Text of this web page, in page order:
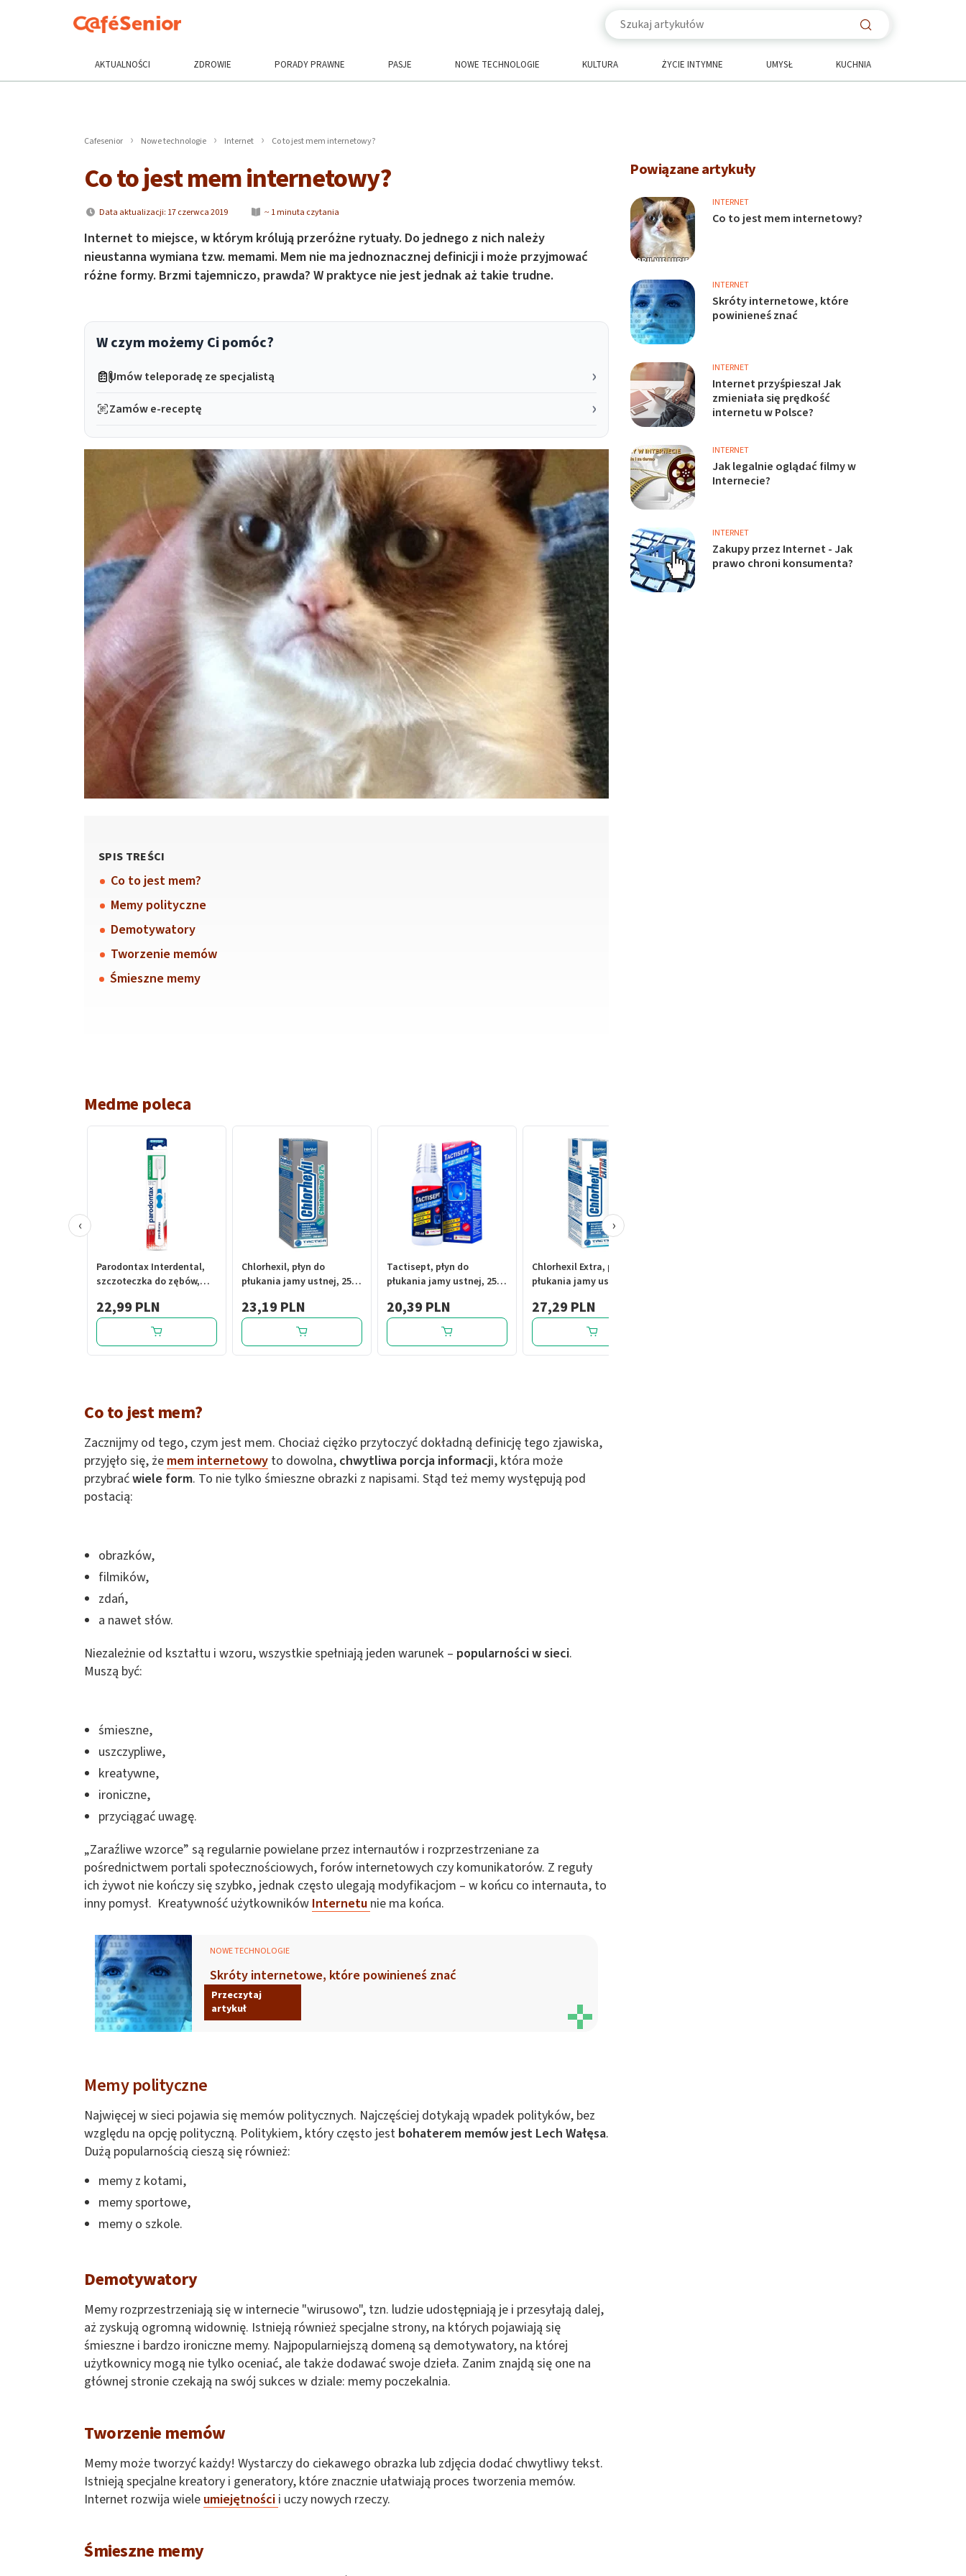
AKTUALNOŚCI ZDROWIE PORADY PRAWNE PASJE NOWE TECHNOLOGIE KULTURA ŻYCIE INTYMNE UMYSŁ KUCHNIA
Cafesenior Nowe technologie Internet Co to jest mem internetowy?
Co to jest mem internetowy?
Data aktualizacji: 17 czerwca 2019 ~ 1 minuta czytania
Internet to miejsce, w którym królują przeróżne rytuały. Do jednego z nich należy
nieustanna wymiana tzw. memami. Mem nie ma jednoznacznej definicji i może przyjmować
różne formy. Brzmi tajemniczo, prawda? W praktyce nie jest jednak aż takie trudne.
W czym możemy Ci pomóc?
Umów teleporadę ze specjalistą
Zamów e-receptę
SPIS TREŚCI
Co to jest mem?
Memy polityczne
Demotywatory
Tworzenie memów
Śmieszne memy
Medme poleca
Parodontax Interdental,
szczoteczka do zębów,
22,99 PLN
Chlorhexil, płyn do
płukania jamy ustnej, 250
23,19 PLN
Tactisept, płyn do
płukania jamy ustnej, 250
20,39 PLN
Chlorhexil Extra, płyn do
płukania jamy ustnej, 250
27,29 PLN
‹ ›
Co to jest mem?
Zacznijmy od tego, czym jest mem. Chociaż ciężko przytoczyć dokładną definicję tego zjawiska,
przyjęło się, że mem internetowy to dowolna, chwytliwa porcja informacji, która może
przybraćwiele form. To nie tylko śmieszne obrazki z napisami. Stąd też memy występują pod
postacią:
obrazków,
filmików,
zdań,
a nawet słów.
Niezależnie od kształtu i wzoru, wszystkie spełniają jeden warunek – popularności w sieci.
Muszą być:
śmieszne,
uszczypliwe,
kreatywne,
ironiczne,
przyciągać uwagę.
„Zaraźliwe wzorce” są regularnie powielane przez internautów i rozprzestrzeniane za
pośrednictwem portali społecznościowych, forów internetowych czy komunikatorów. Z reguły
ich żywot nie kończy się szybko, jednak często ulegają modyfikacjom – w końcu co internauta, to
inny pomysł. Kreatywność użytkowników Internetu nie ma końca.
NOWE TECHNOLOGIE
Skróty internetowe, które powinieneś znać
Przeczytaj
artykuł
Memy polityczne
Najwięcej w sieci pojawia się memów politycznych. Najczęściej dotykają wpadek polityków, bez
względu na opcję polityczną. Politykiem, który często jest bohaterem memów jest Lech Wałęsa.
Dużą popularnością cieszą się również:
memy z kotami,
memy sportowe,
memy o szkole.
Demotywatory
Memy rozprzestrzeniają się w internecie "wirusowo", tzn. ludzie udostępniają je i przesyłają dalej,
aż zyskują ogromną widownię. Istnieją również specjalne strony, na których pojawiają się
śmieszne i bardzo ironiczne memy. Najpopularniejszą domeną są demotywatory, na której
użytkownicy mogą nie tylko oceniać, ale także dodawać swoje dzieła. Zanim znajdą się one na
głównej stronie czekają na swój sukces w dziale: memy poczekalnia.
Tworzenie memów
Memy może tworzyć każdy! Wystarczy do ciekawego obrazka lub zdjęcia dodać chwytliwy tekst.
Istnieją specjalne kreatory i generatory, które znacznie ułatwiają proces tworzenia memów.
Internet rozwija wiele umiejętności i uczy nowych rzeczy.
Śmieszne memy
Powiązane artykuły
INTERNET
Co to jest mem internetowy?
INTERNET
Skróty internetowe, które
powinieneś znać
INTERNET
Internet przyśpiesza! Jak
zmieniała się prędkość
internetu w Polsce?
INTERNET
Jak legalnie oglądać filmy w
Internecie?
INTERNET
Zakupy przez Internet - Jak
prawo chroni konsumenta?